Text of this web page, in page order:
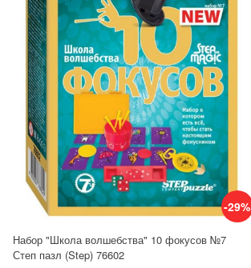
-29%
Набор "Школа волшебства" 10 фокусов №7
Степ пазл (Step) 76602